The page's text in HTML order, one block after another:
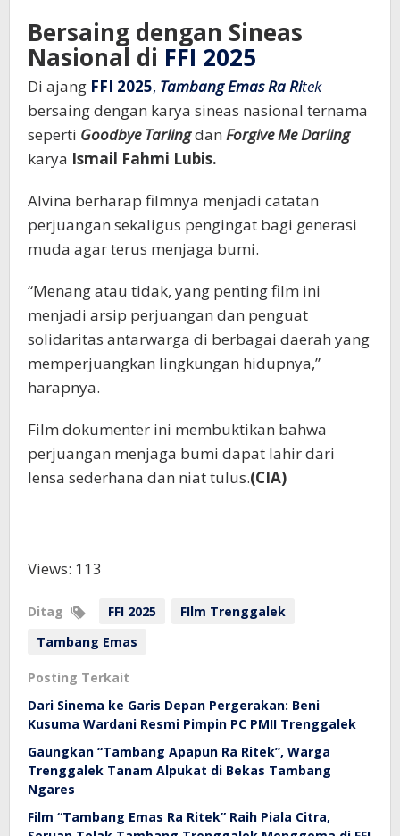
Bersaing dengan Sineas
Nasional di FFI 2025
Di ajang FFI 2025, Tambang Emas Ra Ritek
bersaing dengan karya sineas nasional ternama
seperti Goodbye Tarlingdan Forgive Me Darling
karya Ismail Fahmi Lubis.
Alvina berharap filmnya menjadi catatan
perjuangan sekaligus pengingat bagi generasi
muda agar terus menjaga bumi.
“Menang atau tidak, yang penting film ini
menjadi arsip perjuangan dan penguat
solidaritas antarwarga di berbagai daerah yang
memperjuangkan lingkungan hidupnya,”
harapnya.
Film dokumenter ini membuktikan bahwa
perjuangan menjaga bumi dapat lahir dari
lensa sederhana dan niat tulus.(CIA)
Views: 113
Ditag FFI 2025
FIlm Trenggalek
Tambang Emas
Posting Terkait
Dari Sinema ke Garis Depan Pergerakan: Beni
Kusuma Wardani Resmi Pimpin PC PMII Trenggalek
Gaungkan “Tambang Apapun Ra Ritek”, Warga
Trenggalek Tanam Alpukat di Bekas Tambang
Ngares
Film “Tambang Emas Ra Ritek” Raih Piala Citra,